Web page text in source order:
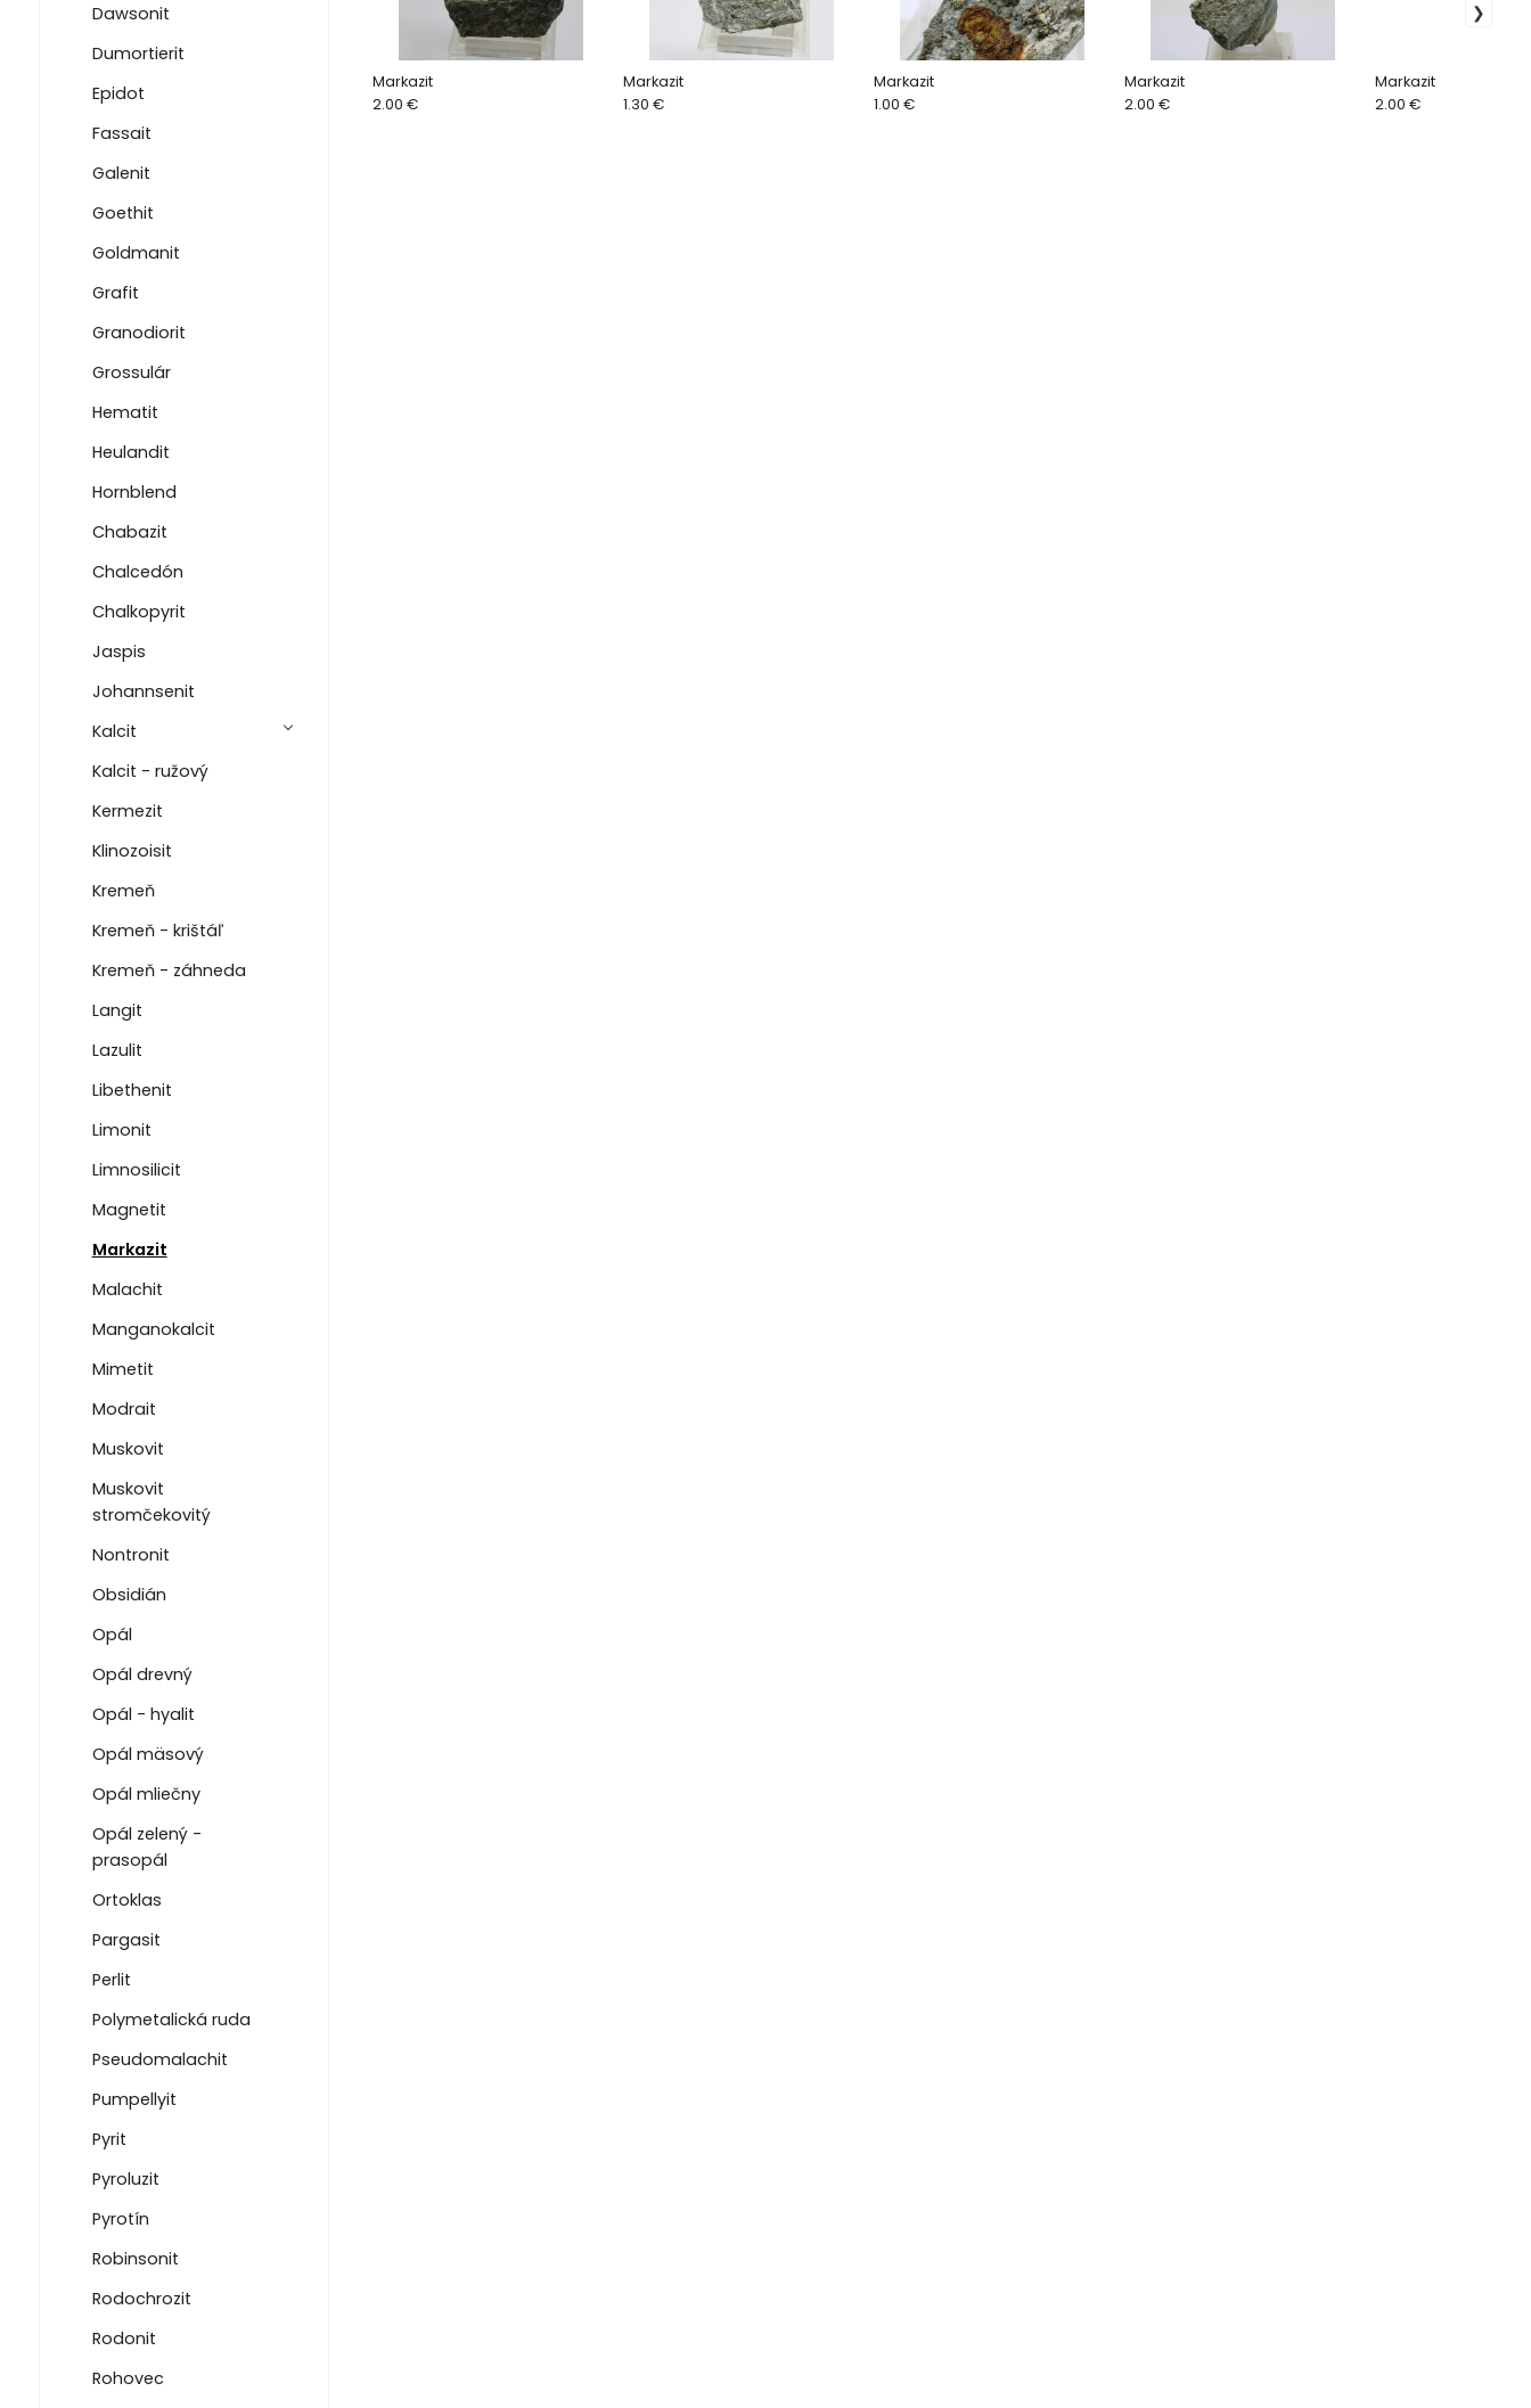
Dawsonit
Dumortierit
Epidot
Fassait
Galenit
Goethit
Goldmanit
Grafit
Granodiorit
Grossulár
Hematit
Heulandit
Hornblend
Chabazit
Chalcedón
Chalkopyrit
Jaspis
Johannsenit
Kalcit
Kalcit - ružový
Kermezit
Klinozoisit
Kremeň
Kremeň - krištáľ
Kremeň - záhneda
Langit
Lazulit
Libethenit
Limonit
Limnosilicit
Magnetit
Markazit
Malachit
Manganokalcit
Mimetit
Modrait
Muskovit
Muskovit
stromčekovitý
Nontronit
Obsidián
Opál
Opál drevný
Opál - hyalit
Opál mäsový
Opál mliečny
Opál zelený -
prasopál
Ortoklas
Pargasit
Perlit
Polymetalická ruda
Pseudomalachit
Pumpellyit
Pyrit
Pyroluzit
Pyrotín
Robinsonit
Rodochrozit
Rodonit
Rohovec
Markazit
2.00 €
Markazit
1.30 €
Markazit
1.00 €
Markazit
2.00 €
Markazit
2.00 €